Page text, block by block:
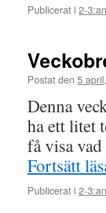
Publicerat i2-3:an
Postat den 5
Denna
ha ett litet
få visa
Fortsätt
Publicerat i2-3:an